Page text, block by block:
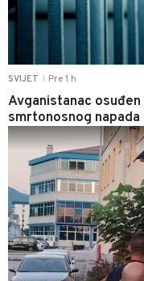
SVIJET Pre 1 h
Avganistanac
smrtonosnog napada